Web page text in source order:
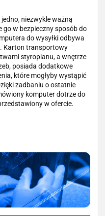
niezwykle ważną
go w bezpieczny sposób do
do wysyłki odbywa
Karton transportowy
styropianu, a wnętrze
posiada dodatkowe
które mogłyby wystąpić
zadbaniu o ostatnie
komputer dotrze do
w ofercie.